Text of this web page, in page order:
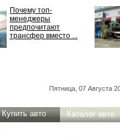
Почему топ-
менеджеры
предпочитают
трансфер вместо ...
Пятница, 07 Августа
Купить авто Каталог авто